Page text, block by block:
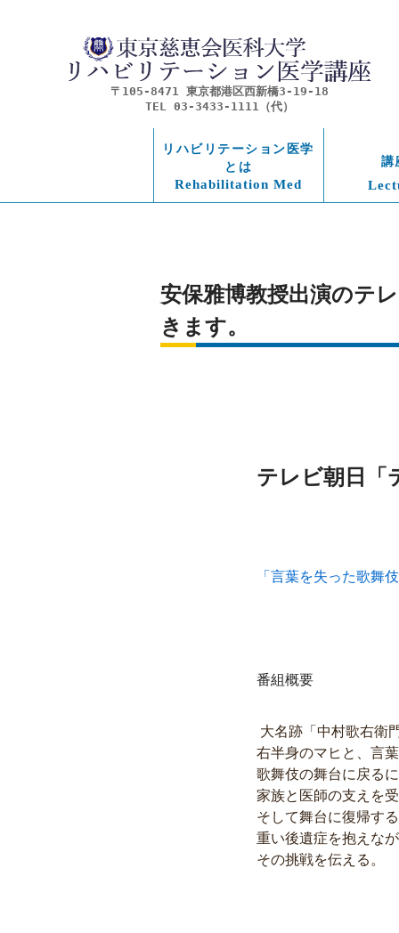
〒105-8471 東京都港区西新橋3-19-18
TEL 03-3433-1111（代）
リハビリテーション医学
とは
Rehabilitation Med
講
安保雅博教授出演のテ
きます。
テレビ朝日「
「言葉を失った歌舞
番組概要
大名跡「中村歌右衛
右半身のマヒと、言
歌舞伎の舞台に戻る
家族と医師の支えを
そして舞台に復帰す
重い後遺症を抱えな
その挑戦を伝える。